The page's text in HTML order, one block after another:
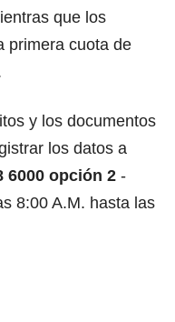
que los
primera cuota de
y los documentos
los datos a
6000 opción 2 -
8:00 A.M. hasta las